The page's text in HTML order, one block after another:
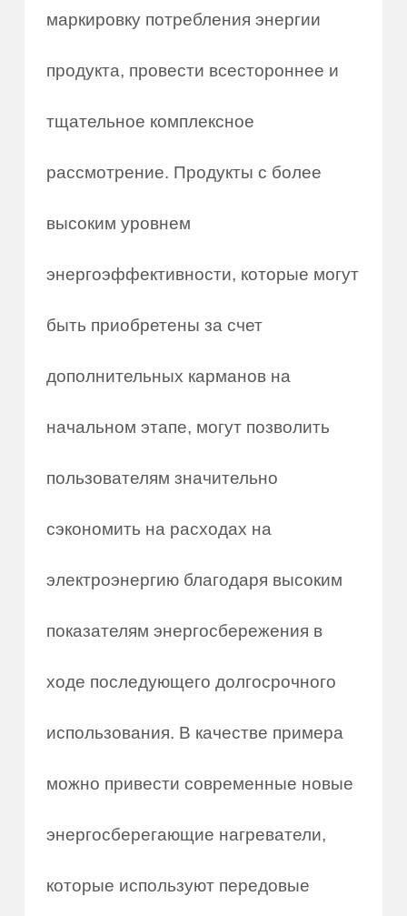
маркировку потребления энергии
продукта, провести всестороннее и
тщательное комплексное
рассмотрение. Продукты с более
высоким уровнем
энергоэффективности, которые могут
быть приобретены за счет
дополнительных карманов на
начальном этапе, могут позволить
пользователям значительно
сэкономить на расходах на
электроэнергию благодаря высоким
показателям энергосбережения в
ходе последующего долгосрочного
использования. В качестве примера
можно привести современные новые
энергосберегающие нагреватели,
которые используют передовые